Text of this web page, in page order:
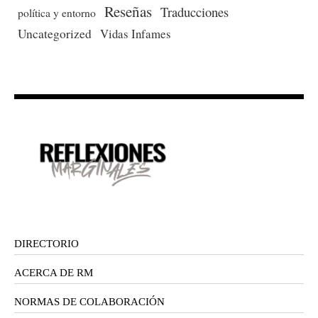
política y entorno Reseñas Traducciones
Uncategorized Vidas Infames
DIRECTORIO
ACERCA DE RM
NORMAS DE COLABORACIÓN